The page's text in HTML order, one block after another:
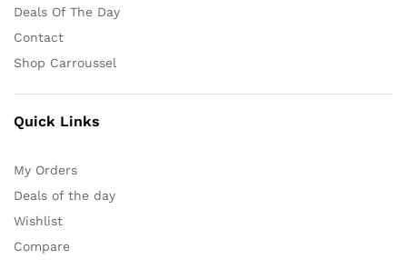
Deals Of The Day
Contact
Shop Carroussel
Quick Links
My Orders
Deals of the day
Wishlist
Compare